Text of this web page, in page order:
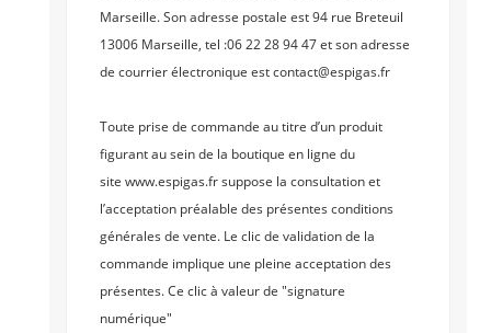
Marseille. Son adresse postale est 94 rue Breteuil
13006 Marseille, tel :06 22 28 94 47 et son adresse
de courrier électronique est contact@espigas.fr
Toute prise de commande au titre d’un produit
figurant au sein de la boutique en ligne du
site www.espigas.fr suppose la consultation et
l’acceptation préalable des présentes conditions
générales de vente. Le clic de validation de la
commande implique une pleine acceptation des
présentes. Ce clic à valeur de "signature
numérique"